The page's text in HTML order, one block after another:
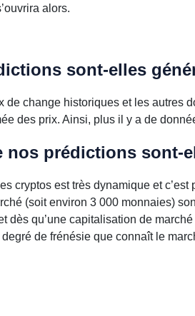
alors.
sont-elles
de change historiques et les
des prix. Ainsi, plus il y a de
nos prédictions sont-
cryptos est très dynamique et
(soit environ 3 000 monnaies)
dès qu’une capitalisation de
de frénésie que connaît le